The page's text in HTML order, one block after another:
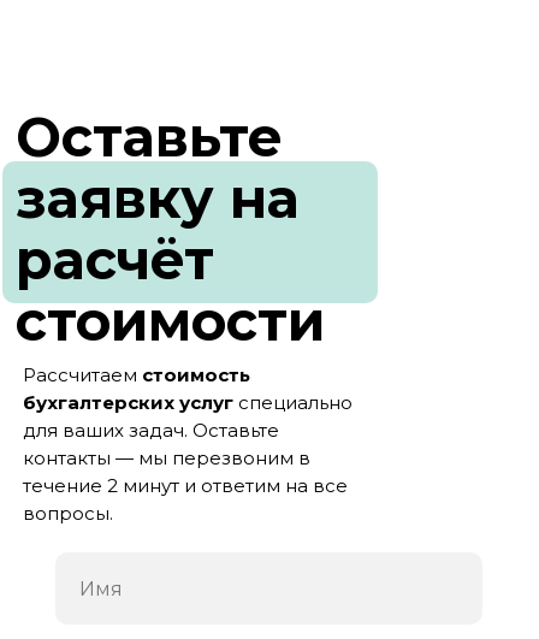
Оставьте
заявку на
расчёт
стоимости
Рассчитаем стоимость
бухгалтерских услуг специально
для ваших задач. Оставьте
контакты — мы перезвоним в
течение 2 минут и ответим на все
вопросы.